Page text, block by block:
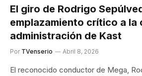
El giro de Rodrigo
emplazamiento crítico a la
administración de Kast
Por TVenserio Abril 8, 2026
El reconocido conductor de Mega,